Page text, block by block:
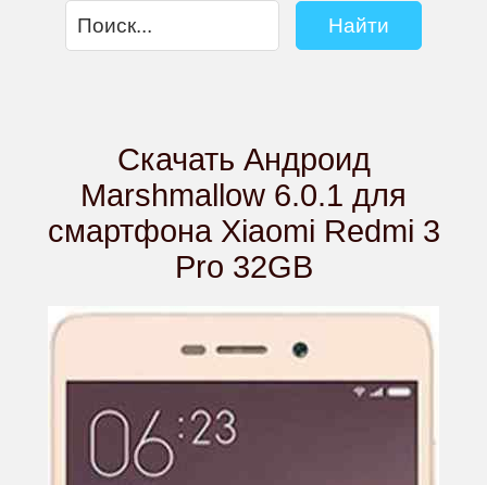
Скачать Андроид
Marshmallow 6.0.1 для
смартфона Xiaomi Redmi 3
Pro 32GB